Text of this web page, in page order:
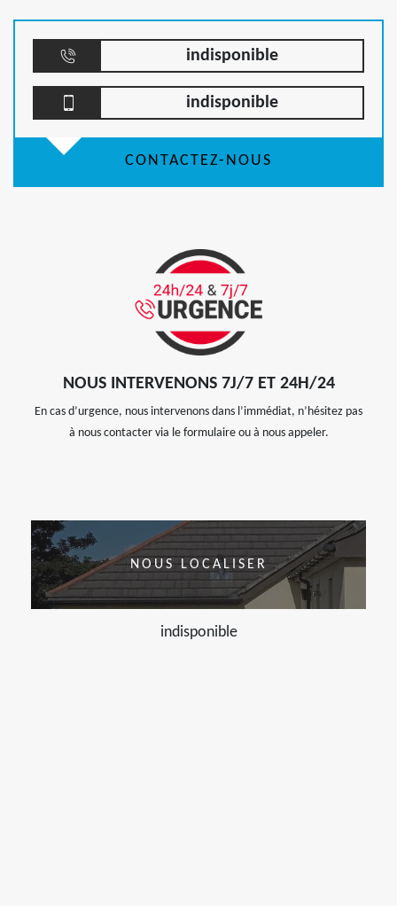
indisponible
indisponible
CONTACTEZ-NOUS
NOUS INTERVENONS 7J/7 ET 24H/24
En cas d’urgence, nous intervenons dans l’immédiat, n’hésitez pas
à nous contacter via le formulaire ou à nous appeler.
NOUS LOCALISER
indisponible